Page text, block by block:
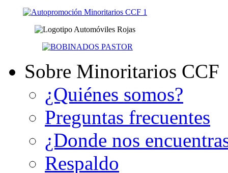
Sobre Minoritarios CCF
¿Quiénes somos?
Preguntas frecuentes
¿Donde nos
Respaldo